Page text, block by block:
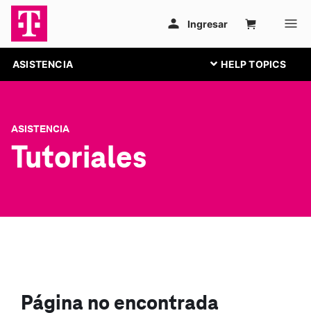
ASISTENCIA
ASISTENCIA
Tutoriales